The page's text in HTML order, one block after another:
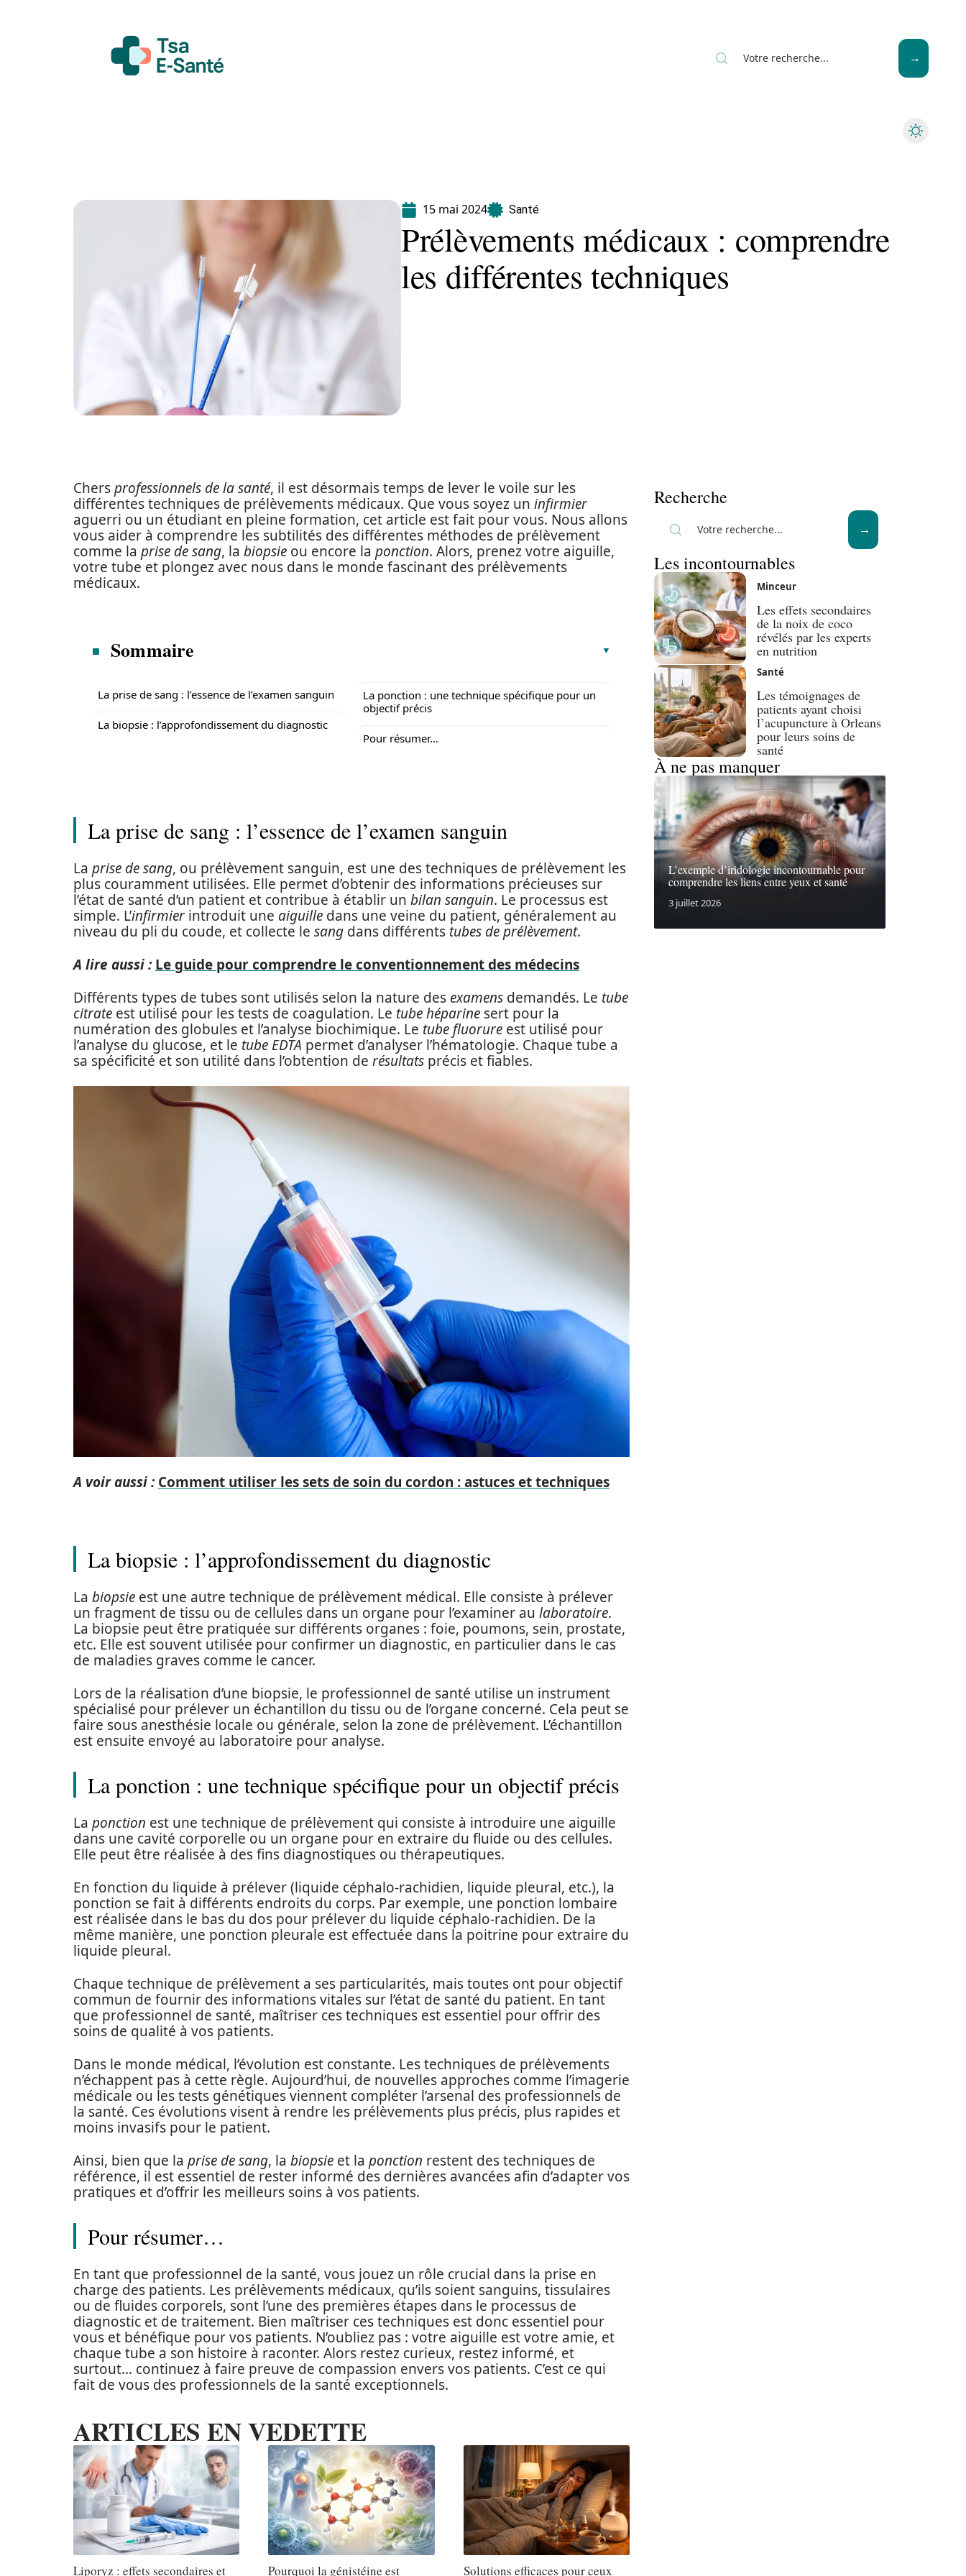
15 mai 2024 Santé
Prélèvements médicaux : comprendre
les différentes techniques
Chersprofessionnels de la santé, il est désormais temps de lever le voile sur les
différentes techniques de prélèvements médicaux. Que vous soyez un infirmier
aguerri ou un étudiant en pleine formation, cet article est fait pour vous. Nous allons
vous aider à comprendre les subtilités des différentes méthodes de prélèvement
comme la prise de sang, la biopsie ou encore la ponction. Alors, prenez votre aiguille,
votre tube et plongez avec nous dans le monde fascinant des prélèvements
médicaux.
Sommaire
La prise de sang : l’essence de l’examen sanguin
La biopsie : l’approfondissement du diagnostic
La ponction : une technique spécifique pour un
objectif précis
Pour résumer…
La prise de sang : l’essence de l’examen sanguin
La prise de sang, ou prélèvement sanguin, est une des techniques de prélèvement les
plus couramment utilisées. Elle permet d’obtenir des informations précieuses sur
l’état de santé d’un patient et contribue à établir un bilan sanguin. Le processus est
simple. L’infirmier introduit une aiguille dans une veine du patient, généralement au
niveau du pli du coude, et collecte le sang dans différents tubes de prélèvement.
A lire aussi : Le guide pour comprendre le conventionnement des médecins
Différents types de tubes sont utilisés selon la nature des examens demandés. Le tube
citrate est utilisé pour les tests de coagulation. Le tube héparine sert pour la
numération des globules et l’analyse biochimique. Le tube fluorure est utilisé pour
l’analyse du glucose, et le tube EDTA permet d’analyser l’hématologie. Chaque tube a
sa spécificité et son utilité dans l’obtention de résultats précis et fiables.
A voir aussi : Comment utiliser les sets de soin du cordon : astuces et techniques
La biopsie : l’approfondissement du diagnostic
La biopsie est une autre technique de prélèvement médical. Elle consiste à prélever
un fragment de tissu ou de cellules dans un organe pour l’examiner au laboratoire.
La biopsie peut être pratiquée sur différents organes : foie, poumons, sein, prostate,
etc. Elle est souvent utilisée pour confirmer un diagnostic, en particulier dans le cas
de maladies graves comme le cancer.
Lors de la réalisation d’une biopsie, le professionnel de santé utilise un instrument
spécialisé pour prélever un échantillon du tissu ou de l’organe concerné. Cela peut se
faire sous anesthésie locale ou générale, selon la zone de prélèvement. L’échantillon
est ensuite envoyé au laboratoire pour analyse.
La ponction : une technique spécifique pour un objectif précis
La ponction est une technique de prélèvement qui consiste à introduire une aiguille
dans une cavité corporelle ou un organe pour en extraire du fluide ou des cellules.
Elle peut être réalisée à des fins diagnostiques ou thérapeutiques.
En fonction du liquide à prélever (liquide céphalo-rachidien, liquide pleural, etc.), la
ponction se fait à différents endroits du corps. Par exemple, une ponction lombaire
est réalisée dans le bas du dos pour prélever du liquide céphalo-rachidien. De la
même manière, une ponction pleurale est effectuée dans la poitrine pour extraire du
liquide pleural.
Chaque technique de prélèvement a ses particularités, mais toutes ont pour objectif
commun de fournir des informations vitales sur l’état de santé du patient. En tant
que professionnel de santé, maîtriser ces techniques est essentiel pour offrir des
soins de qualité à vos patients.
Dans le monde médical, l’évolution est constante. Les techniques de prélèvements
n’échappent pas à cette règle. Aujourd’hui, de nouvelles approches comme l’imagerie
médicale ou les tests génétiques viennent compléter l’arsenal des professionnels de
la santé. Ces évolutions visent à rendre les prélèvements plus précis, plus rapides et
moins invasifs pour le patient.
Ainsi, bien que la prise de sang, la biopsie et la ponction restent des techniques de
référence, il est essentiel de rester informé des dernières avancées afin d’adapter vos
pratiques et d’offrir les meilleurs soins à vos patients.
Pour résumer…
En tant que professionnel de la santé, vous jouez un rôle crucial dans la prise en
charge des patients. Les prélèvements médicaux, qu’ils soient sanguins, tissulaires
ou de fluides corporels, sont l’une des premières étapes dans le processus de
diagnostic et de traitement. Bien maîtriser ces techniques est donc essentiel pour
vous et bénéfique pour vos patients. N’oubliez pas : votre aiguille est votre amie, et
chaque tube a son histoire à raconter. Alors restez curieux, restez informé, et
surtout… continuez à faire preuve de compassion envers vos patients. C’est ce qui
fait de vous des professionnels de la santé exceptionnels.
ARTICLES EN VEDETTE
Liporyz : effets secondaires et
Pourquoi la génistéine est
Solutions efficaces pour ceux
Recherche
Les incontournables
Minceur
Les effets secondaires
de la noix de coco
révélés par les experts
en nutrition
Santé
Les témoignages de
patients ayant choisi
l’acupuncture à Orleans
pour leurs soins de
santé
À ne pas manquer
L’exemple d’iridologie incontournable pour
comprendre les liens entre yeux et santé
3 juillet 2026